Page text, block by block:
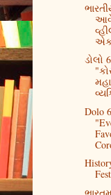
ડોલો
Dolo